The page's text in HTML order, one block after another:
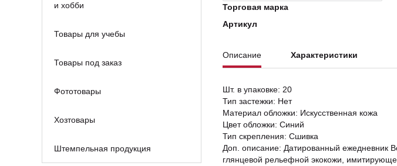
и хобби
Товары для учебы
Товары под заказ
Фототовары
Хозтовары
Штемпельная продукция
Торговая марка
Артикул
Описание Характеристики
Шт. в упаковке: 20
Тип застежки: Нет
Материал обложки: Искусственная кожа
Цвет обложки: Синий
Тип скрепления: Сшивка
Доп. описание: Датированный ежедневник
глянцевой рельефной экокожи,